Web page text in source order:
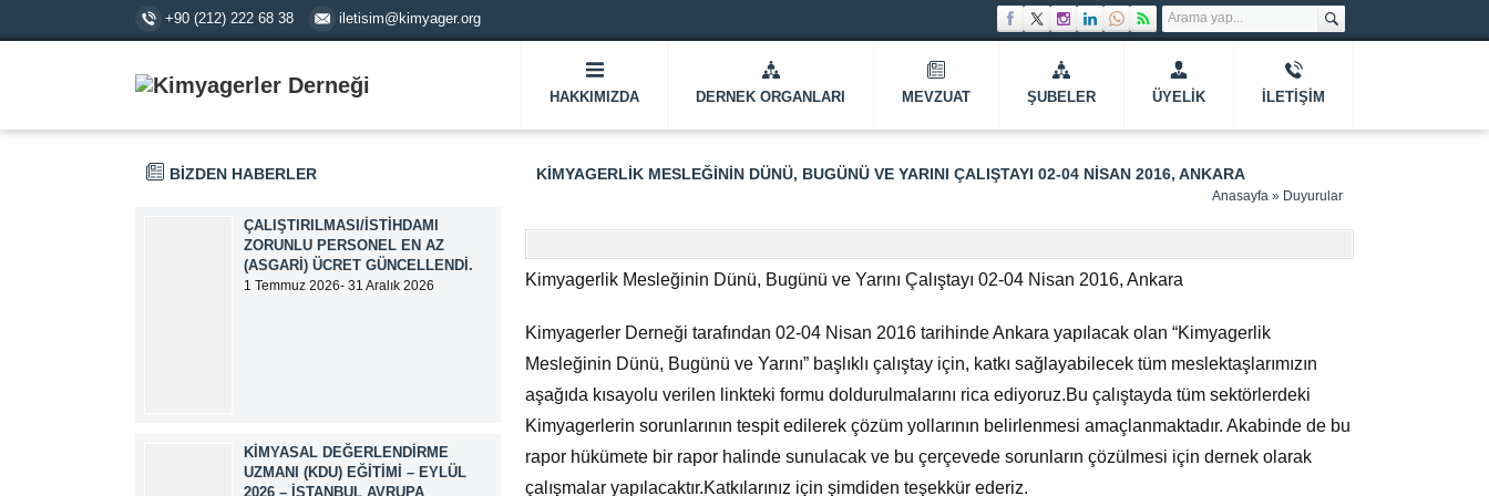
+90 (212) 222 68 38 iletisim@kimyager.org
HAKKIMIZDA DERNEK ORGANLARI MEVZUAT ŞUBELER ÜYELIK İLETIŞIM
KIMYAGERLIK MESLEĞININ DÜNÜ, BUGÜNÜ VE YARINI ÇALIŞTAYI 02-04 NISAN 2016, ANKARA
Anasayfa » Duyurular
Kimyagerlik Mesleğinin Dünü, Bugünü ve Yarını Çalıştayı 02-04 Nisan 2016, Ankara
Kimyagerler Derneği tarafından 02-04 Nisan 2016 tarihinde Ankara yapılacak olan “Kimyagerlik
Mesleğinin Dünü, Bugünü ve Yarını” başlıklı çalıştay için, katkı sağlayabilecek tüm meslektaşlarımızın
aşağıda kısayolu verilen linkteki formu doldurulmalarını rica ediyoruz.Bu çalıştayda tüm sektörlerdeki
Kimyagerlerin sorunlarının tespit edilerek çözüm yollarının belirlenmesi amaçlanmaktadır. Akabinde de bu
rapor hükümete bir rapor halinde sunulacak ve bu çerçevede sorunların çözülmesi için dernek olarak
çalışmalar yapılacaktır.Katkılarınız için şimdiden teşekkür ederiz.
BİZDEN HABERLER
ÇALIŞTIRILMASI/İSTIHDAMI
ZORUNLU PERSONEL EN AZ
(ASGARI) ÜCRET GÜNCELLENDI.
1 Temmuz 2026- 31 Aralık 2026
KIMYASAL DEĞERLENDIRME
UZMANI (KDU) EĞITIMI – EYLÜL
2026 – İSTANBUL AVRUPA